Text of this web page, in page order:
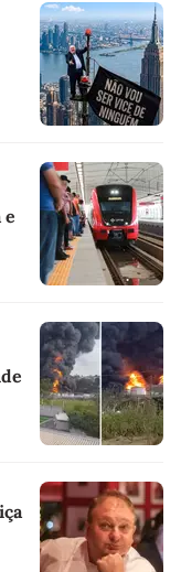
e